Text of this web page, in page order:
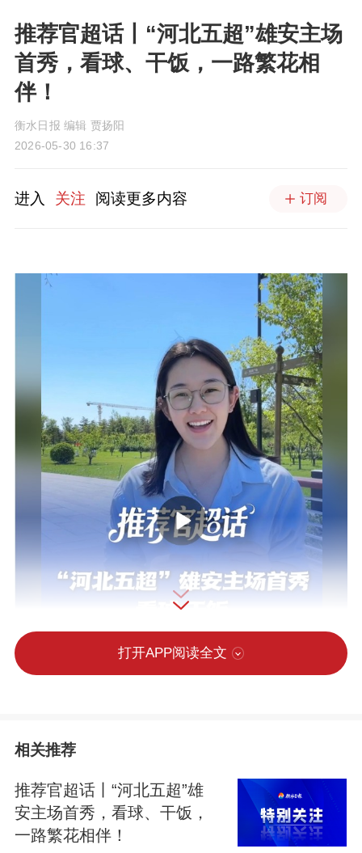
推荐官超话丨“河北五超”雄安主场
首秀，看球、干饭，一路繁花相
伴！
衡水日报 编辑 贾扬阳
2026-05-30 16:37
进入 关注 阅读更多内容 订阅
视频来源：
https://web.cmc.hebtv.com/cms/rmt0336_h
tml/19/19js/dsp/12352975.shtml
打开APP阅读全文
相关推荐
推荐官超话丨“河北五超”雄
安主场首秀，看球、干饭，
一路繁花相伴！